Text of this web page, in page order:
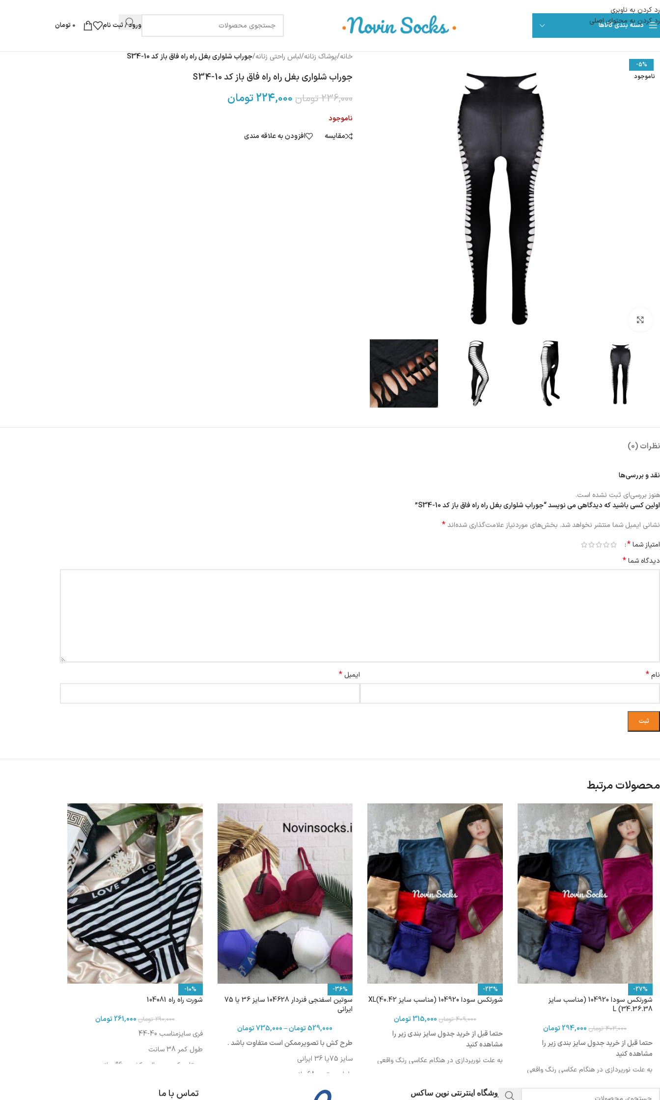
رد کردن به ناوبری
رد کردن به محتوای اصلی
دسته بندی کالاها ورود / ثبت نام 0 تومان
-5%
ناموجود
خانه/پوشاک زنانه/لباس راحتی زنانه/جوراب شلواری بغل راه راه فاق باز کد 10-S34
جوراب شلواری بغل راه راه فاق باز کد 10-S34
236,000 تومان 224,000تومان
ناموجود
مقایسه
افزودن به علاقه مندی
نظرات (0)
نقد و بررسی‌ها
هنوز بررسی‌ای ثبت نشده است.
اولین کسی باشید که دیدگاهی می نویسد “جوراب شلواری بغل راه راه فاق باز کد 10-S34”
نشانی ایمیل شما منتشر نخواهد شد. بخش‌های موردنیاز علامت‌گذاری شده‌اند*
امتیاز شما*
دیدگاه شما*
نام* ایمیل *
محصولات مرتبط
-27%
شورتکس سودا 104920 (مناسب سایز
34.36.38) L
403,000 تومان 294,000تومان
حتما قبل از خرید جدول سایز بندی زیر را
مشاهده کنید
به علت نورپردازی در هنگام عکاسی رنگ واقعی
باشد
-23%
شورتکس سودا 104920 (مناسب سایز 40.42)XL
409,000 تومان 315,000 تومان
حتما قبل از خرید جدول سایز بندی زیر را
مشاهده کنید
به علت نورپردازی در هنگام عکاسی رنگ واقعی
-36%
سوتین اسفنجی فنردار 104628 سایز 36 یا 75
ایرانی
529,000تومان–
735,000تومان
طرح کش با تصویرممکن است متفاوت باشد .
سایز 75یا 36 ایرانی
طول سوتین :68سانت
دورکمر: 75-79 سانت
-10%
شورت راه راه 104081
290,000 تومان 261,000 تومان
فری سایزمناسب 40-44
طول کمر 38 سانت
دورتادورکمر در حالت کشیده 96 سانت
فروشگاه اینترنتی نوین ساکس تماس با ما